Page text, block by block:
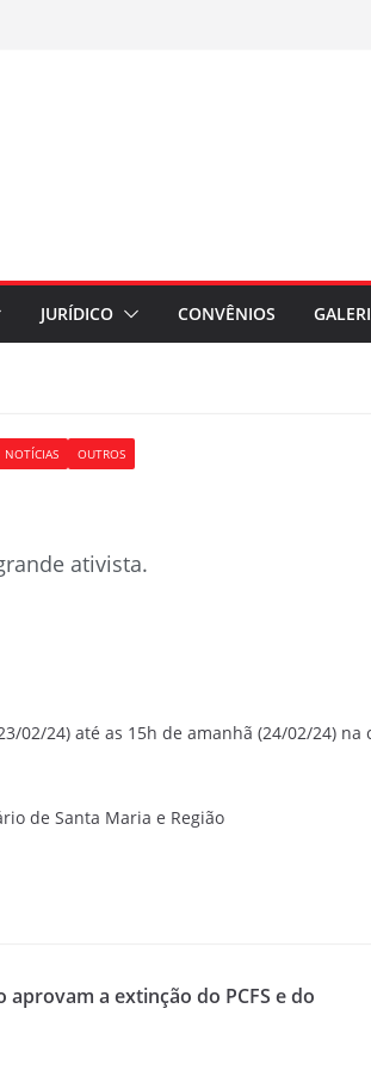
JURÍDICO CONVÊNIOS
NOTÍCIAS OUTROS
ativista.
02/24) até as 15h de amanhã (24/02/24)
de Santa Maria e Região
aprovam a extinção do PCFS e do